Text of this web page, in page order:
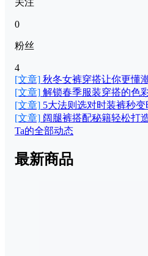
0
粉丝
4
[文章] 秋冬女裤穿搭让你更懂
[文章] 解锁春季服装穿搭的色
[文章] 5大法则选对时装裤秒变
[文章] 阔腿裤搭配秘籍轻松打
Ta的全部动态
最新商品